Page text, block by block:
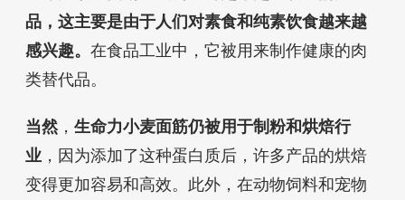
品，这主要是由于人们对素食和纯素饮食越来越
感兴趣。 在食品工业中，它被用来制作健康的肉
类替代品。
当然， 生命力小麦面筋仍被用于制粉和烘焙行
业 ，因为添加了这种蛋白质后，许多产品的烘焙
变得更加容易和高效。此外，在动物饲料和宠物